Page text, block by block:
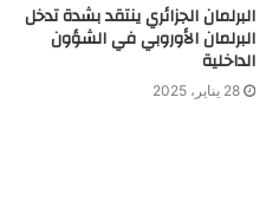
البرلمان الجزائري ينتقد بشدة تدخل
البرلمان الأوروبي في الشؤون
الداخلية
28 يناير، 2025